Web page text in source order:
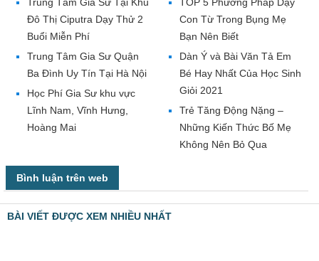
Đô Thị Ciputra Dạy Thử 2
Buổi Miễn Phí
Trung Tâm Gia Sư Quận
Ba Đình Uy Tín Tại Hà Nội
Học Phí Gia Sư khu vực
Lĩnh Nam, Vĩnh Hưng,
Hoàng Mai
Con Từ Trong Bụng Mẹ
Bạn Nên Biết
Dàn Ý và Bài Văn Tả Em
Bé Hay Nhất Của Học Sinh
Giỏi 2021
Trẻ Tăng Động Nặng –
Những Kiến Thức Bố Mẹ
Không Nên Bỏ Qua
Bình luận trên web
BÀI VIẾT ĐƯỢC XEM NHIỀU NHẤT